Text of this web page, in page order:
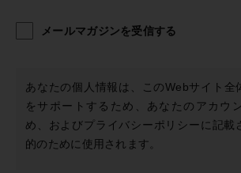
メールマガジンを受信する
あなたの個人情報は、このWebサイト全
をサポートするため、あなたのアカウ
め、およびプライバシーポリシーに記載
的のために使用されます。
売れ筋ランキング
最近チェックしたワイン
おすすめワイン特集